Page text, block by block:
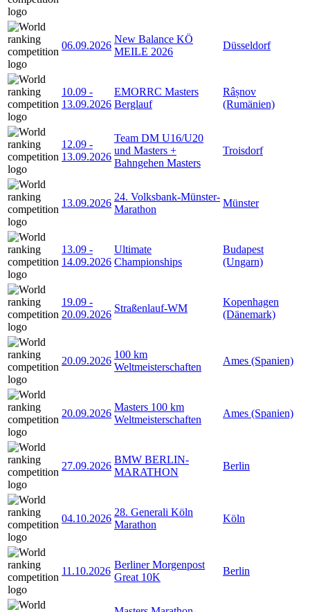
06.09.2026
New Balance KÖ
MEILE 2026
Düsseldorf
10.09 -
13.09.2026
EMORRC Masters
Berglauf
Râșnov
(Rumänien)
12.09 -
13.09.2026
Team DM U16/U20
und Masters +
Bahngehen Masters
Troisdorf
13.09.2026
24. Volksbank-Münster-
Marathon
Münster
13.09 -
14.09.2026
Ultimate
Championships
Budapest
(Ungarn)
19.09 -
20.09.2026
Straßenlauf-WM
Kopenhagen
(Dänemark)
20.09.2026
100 km
Weltmeisterschaften
Ames (Spanien)
20.09.2026
Masters 100 km
Weltmeisterschaften
Ames (Spanien)
27.09.2026
BMW BERLIN-
MARATHON
Berlin
04.10.2026
28. Generali Köln
Marathon
Köln
11.10.2026
Berliner Morgenpost
Great 10K
Berlin